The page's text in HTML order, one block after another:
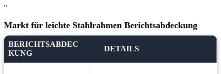
"
Markt für leichte Stahlrahmen Berichtsabdeckung
BERICHTSABDEC
KUNG
DETAILS